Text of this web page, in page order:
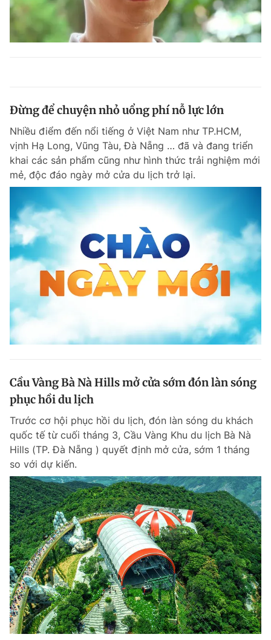
Đừng để chuyện nhỏ uổng phí nỗ lực lớn
Nhiều điểm đến nổi tiếng ở Việt Nam như TP.HCM,
vịnh Hạ Long, Vũng Tàu, Đà Nẵng … đã và đang triển
khai các sản phẩm cũng như hình thức trải nghiệm mới
mẻ, độc đáo ngày mở cửa du lịch trở lại.
Cầu Vàng Bà Nà Hills mở cửa sớm đón làn sóng
phục hồi du lịch
Trước cơ hội phục hồi du lịch, đón làn sóng du khách
quốc tế từ cuối tháng 3, Cầu Vàng Khu du lịch Bà Nà
Hills (TP. Đà Nẵng ) quyết định mở cửa, sớm 1 tháng
so với dự kiến.